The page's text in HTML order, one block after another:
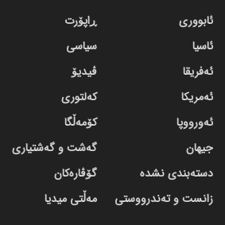
ئابووری
ئاسیا
ئەفریقا
ئەمریکا
ئەورووپا
جیهان
دسته‌بندی نشده
زانست و تەندرووستی
ڕاپۆرت
سیاسی
ڤیدیۆ
کەلتوری
کۆمەڵگا
گه‌شت و گه‌شتیاری
گۆڤاره‌کان
مەڵتی میدیا